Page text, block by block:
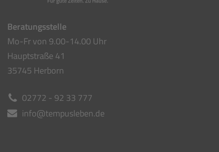
Beratungsstelle
Mo-Fr von 9.00-14.00 Uhr
Hauptstraße 41
35745 Herborn
02772 - 92 33 777
info@tempusleben.de